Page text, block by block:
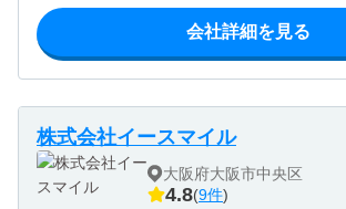
会社詳細を見る
株式会社イースマイル
大阪府大阪市中央区
4.8(9件)